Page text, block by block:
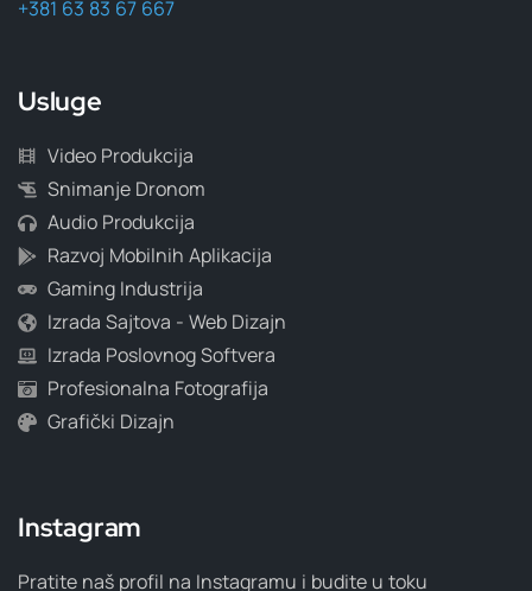
+381 63 83 67 667
Usluge
Video Produkcija
Snimanje Dronom
Audio Produkcija
Razvoj Mobilnih Aplikacija
Gaming Industrija
Izrada Sajtova - Web Dizajn
Izrada Poslovnog Softvera
Profesionalna Fotografija
Grafički Dizajn
Instagram
Pratite naš profil na Instagramu i budite u toku